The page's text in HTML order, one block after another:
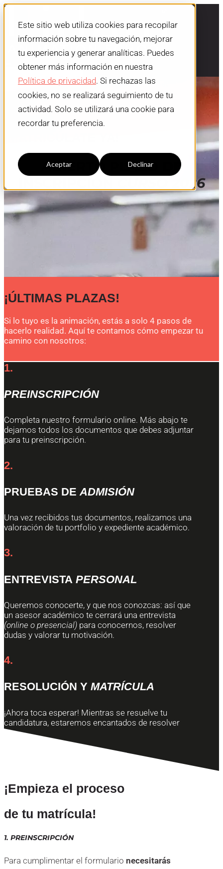
Este sitio web utiliza cookies para recopilar
información sobre tu navegación, mejorar
tu experiencia y generar analíticas. Puedes
obtener más información en nuestra
Política de privacidad. Si rechazas las
cookies, no se realizará seguimiento de tu
actividad. Solo se utilizará una cookie para
recordar tu preferencia.
Aceptar Declinar
ABIERTO PLAZO DE
CURSO 2026
¡ÚLTIMAS PLAZAS!
Si lo tuyo es la animación, estás a solo 4 pasos de
hacerlo realidad. Aquí te contamos cómo empezar tu
camino con nosotros:
1.
PREINSCRIPCIÓN
Completa nuestro formulario online. Más abajo te
dejamos todos los documentos que debes adjuntar
para tu preinscripción.
2.
PRUEBAS DE ADMISIÓN
Una vez recibidos tus documentos, realizamos una
valoración de tu portfolio y expediente académico.
3.
ENTREVISTA PERSONAL
Queremos conocerte, y que nos conozcas: así que
un asesor académico te cerrará una entrevista
(online o presencial) para conocernos, resolver
dudas y valorar tu motivación.
4.
RESOLUCIÓN Y MATRÍCULA
¡Ahora toca esperar! Mientras se resuelve tu
candidatura, estaremos encantados de resolver
cualquier duda que te pueda surgir.
¡Empieza el proceso
de tu matrícula!
1. PREINSCRIPCIÓN
Para cumplimentar el formulario necesitarás